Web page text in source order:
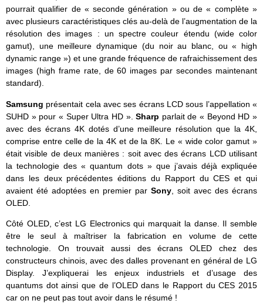
pourrait qualifier de « seconde génération » ou de « complète »
avec plusieurs caractéristiques clés au-delà de l’augmentation de la
résolution des images : un spectre couleur étendu (wide color
gamut), une meilleure dynamique (du noir au blanc, ou « high
dynamic range ») et une grande fréquence de rafraichissement des
images (high frame rate, de 60 images par secondes maintenant
standard).
Samsung présentait cela avec ses écrans LCD sous l’appellation «
SUHD » pour « Super Ultra HD ».Sharp parlait de « Beyond HD »
avec des écrans 4K dotés d’une meilleure résolution que la 4K,
comprise entre celle de la 4K et de la 8K. Le « wide color gamut »
était visible de deux manières : soit avec des écrans LCD utilisant
la technologie des « quantum dots » que j’avais déjà expliquée
dans les deux précédentes éditions du Rapport du CES et qui
avaient été adoptées en premier par Sony , soit avec des écrans
OLED.
Côté OLED, c’est LG Electronics qui marquait la danse. Il semble
être le seul à maîtriser la fabrication en volume de cette
technologie. On trouvait aussi des écrans OLED chez des
constructeurs chinois, avec des dalles provenant en général de LG
Display. J’expliquerai les enjeux industriels et d’usage des
quantums dot ainsi que de l’OLED dans le Rapport du CES 2015
car on ne peut pas tout avoir dans le résumé !